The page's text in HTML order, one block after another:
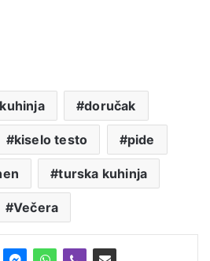
doručak
kiselo testo pide
turska kuhinja
Večera